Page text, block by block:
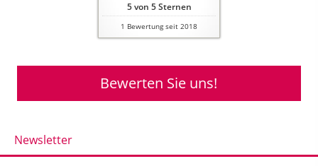
5von 5Sternen
1 Bewertung seit 2018
Bewerten Sie uns!
Newsletter